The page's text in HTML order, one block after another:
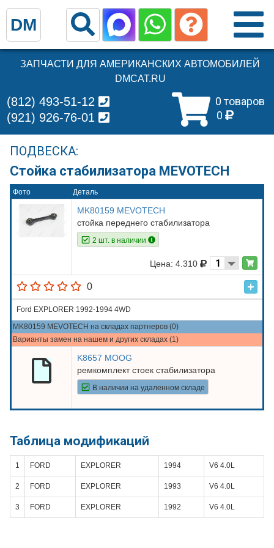
ЗАПЧАСТИ ДЛЯ АМЕРИКАНСКИХ АВТОМОБИЛЕЙ
DMCAT.RU
0 товаров
0
(812) 493-51-12
(921) 926-76-01
ПОДВЕСКА:
Стойка стабилизатора MEVOTECH
Фото Деталь
MK80159 MEVOTECH
стойка переднего стабилизатора
2 шт. в наличии
Цена: 4.310
0
Ford EXPLORER 1992-1994 4WD
MK80159 MEVOTECH на складах партнеров (0)
Варианты замен на нашем и других складах (1)
K8657 MOOG
ремкомплект стоек стабилизатора
В наличии на удаленном складе
Таблица модификаций
1 FORD EXPLORER 1994 V6 4.0L
2 FORD EXPLORER 1993 V6 4.0L
3 FORD EXPLORER 1992 V6 4.0L
DM